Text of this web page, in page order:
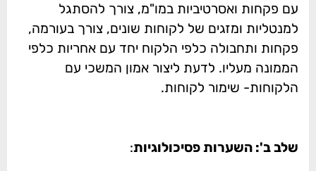
עם פקחות ואסרטיביות במו"מ, צורך להסתגל
למנטליות ומזגים של לקוחות שונים, צורך בעורמה,
פקחות ותחבולה כלפי הלקוח יחד עם אחריות כלפי
הממונה מעליו. לדעת ליצור אמון המשכי עם
הלקוחות- שימור לקוחות.
שלב ב': השערות פסיכולוגיות: